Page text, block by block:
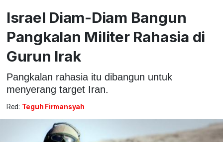
Israel Diam-Diam Bangun
Pangkalan Militer Rahasia di
Gurun Irak
Pangkalan rahasia itu dibangun untuk
menyerang target Iran.
Red: Teguh Firmansyah